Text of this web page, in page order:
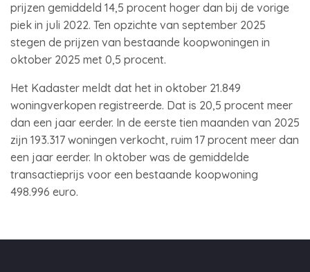
prijzen gemiddeld 14,5 procent hoger dan bij de vorige
piek in juli 2022. Ten opzichte van september 2025
stegen de prijzen van bestaande koopwoningen in
oktober 2025 met 0,5 procent.
Het Kadaster meldt dat het in oktober 21.849
woningverkopen registreerde. Dat is 20,5 procent meer
dan een jaar eerder. In de eerste tien maanden van 2025
zijn 193.317 woningen verkocht, ruim 17 procent meer dan
een jaar eerder. In oktober was de gemiddelde
transactieprijs voor een bestaande koopwoning
498.996 euro.